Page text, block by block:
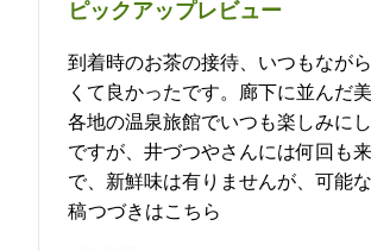
ピックアップレビュー
到着時のお茶の接待、いつもなが
くて良かったです。廊下に並んだ美
各地の温泉旅館でいつも楽しみに
ですが、井づつやさんには何回も
で、新鮮味は有りませんが、可能なら更… 2021-12-
稿つづきはこちら